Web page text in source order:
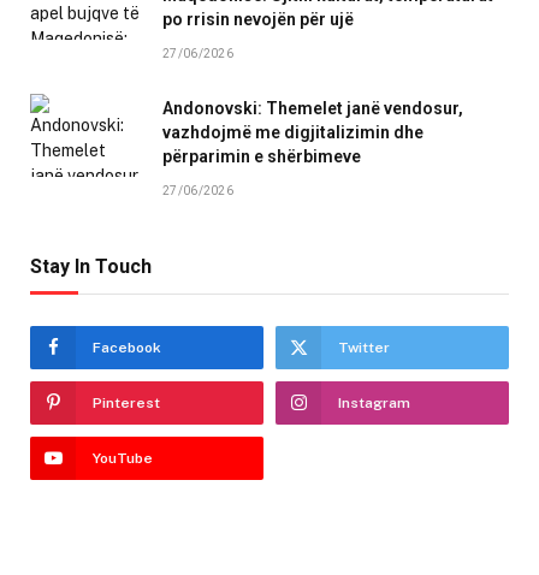
po rrisin nevojën për ujë
27/06/2026
Andonovski: Themelet janë vendosur,
vazhdojmë me digjitalizimin dhe
përparimin e shërbimeve
27/06/2026
Stay In Touch
Facebook Twitter
Pinterest Instagram
YouTube